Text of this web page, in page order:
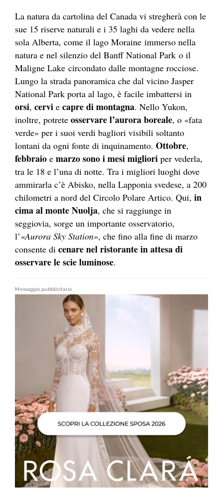
La natura da cartolina del Canada vi stregherà con le
sue 15 riserve naturali e i 35 laghi da vedere nella
sola Alberta, come il lago Moraine immerso nella
natura e nel silenzio del Banff National Park o il
Maligne Lake circondato dalle montagne rocciose.
Lungo la strada panoramica che dal vicino Jasper
National Park porta al lago, è facile imbattersi in
orsi, cervi e capre di montagna. Nello Yukon,
inoltre, potrete osservare l’aurora boreale, o «fata
verde» per i suoi verdi bagliori visibili soltanto
lontani da ogni fonte di inquinamento. Ottobre,
febbraio e marzosono i mesi migliori per vederla,
tra le 18 e l’una di notte. Tra i migliori luoghi dove
ammirarla c’è Abisko, nella Lapponia svedese, a 200
chilometri a nord del Circolo Polare Artico. Qui, in
cima al monteNuolja, che si raggiunge in
seggiovia, sorge un importante osservatorio,
l’«Aurora Sky Station», che fino alla fine di marzo
consente di cenare nel ristorante in attesa di
osservare le scie luminose.
Messaggio pubblicitario